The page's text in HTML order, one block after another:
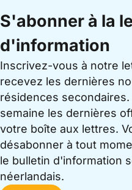
S'abonner à la
d'information
Inscrivez-vous à notre
recevez les dernières
résidences
semaine les dernières
votre boîte aux lettres.
désabonner à tout
le bulletin d'information
néerlandais.